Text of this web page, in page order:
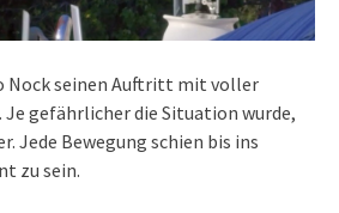
Nock seinen Auftritt mit voller
gefährlicher die Situation wurde,
Jede Bewegung schien bis ins
zu sein.